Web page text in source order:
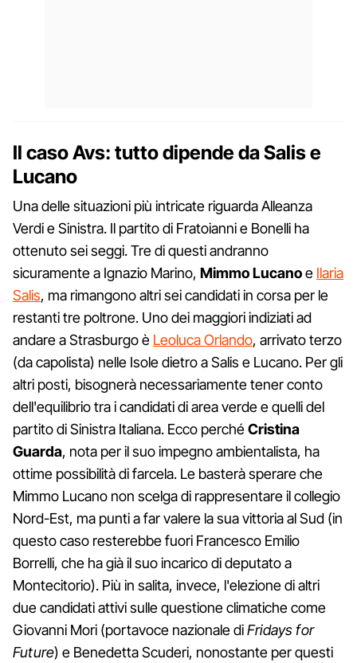
Il caso Avs: tutto dipende da Salis e
Lucano
Una delle situazioni più intricate riguarda Alleanza
Verdi e Sinistra. Il partito di Fratoianni e Bonelli ha
ottenuto sei seggi. Tre di questi andranno
sicuramente a Ignazio Marino, Mimmo Lucanoe Ilaria
Salis, ma rimangono altri sei candidati in corsa per le
restanti tre poltrone. Uno dei maggiori indiziati ad
andare a Strasburgo è Leoluca Orlando, arrivato terzo
(da capolista) nelle Isole dietro a Salis e Lucano. Per gli
altri posti, bisognerà necessariamente tener conto
dell'equilibrio tra i candidati di area verde e quelli del
partito di Sinistra Italiana. Ecco perchéCristina
Guarda, nota per il suo impegno ambientalista, ha
ottime possibilità di farcela. Le basterà sperare che
Mimmo Lucano non scelga di rappresentare il collegio
Nord-Est, ma punti a far valere la sua vittoria al Sud (in
questo caso resterebbe fuori Francesco Emilio
Borrelli, che ha già il suo incarico di deputato a
Montecitorio). Più in salita, invece, l'elezione di altri
due candidati attivi sulle questione climatiche come
Giovanni Mori (portavoce nazionale diFridays for
Future) e Benedetta Scuderi, nonostante per questi